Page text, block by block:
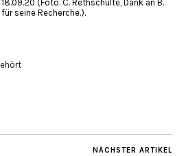
(Foto. C. Rethschulte, Dank an B.
für seine Recherche.).
NÄCHSTER ARTIKEL